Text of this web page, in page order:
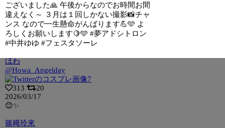
ございました🙏 午後からなのでお時間お間
違えなく～ ３月は１回しかない撮影📸チャ
ンス なので一生懸命がんばります💪🩵 よ
ろしくお願いします🍋🩵 #夢アドシトロン
#中井ゆゆ #フェスタソーレ
ほわ
@Howa_Angelday
313
20
2026/03/17
😊✨
篠﨑玲來